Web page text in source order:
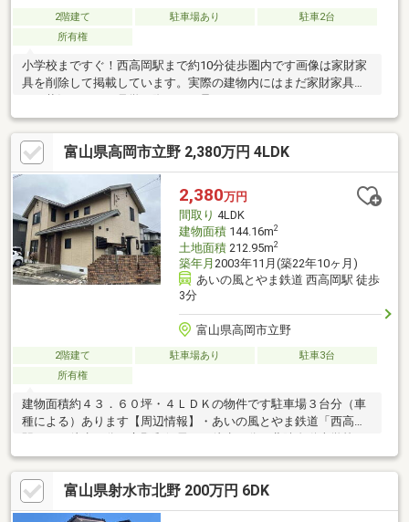
2階建て 駐車場あり
駐車2台
所有権
小学校まですぐ！西高岡駅まで約10分徒歩圏内です画像は家財家
具を削除して掲載しています。実際の建物内にはまだ家財家具が
ある状況です。ご見学の際はご了承ください
富山県高岡市立野 2,380万円 4LDK
2,380万円
間取り 4LDK
建物面積144.16m2
土地面積212.95m2
築年月 2003年11月(築22年10ヶ月)
あいの風とやま鉄道 西高岡駅 徒歩
3分
富山県高岡市立野
2階建て 駐車場あり
駐車3台
所有権
建物面積約４３．６０坪・４ＬＤＫの物件です駐車場３台分（車
種による）あります【周辺情報】・あいの風とやま鉄道「西高岡
で徒歩９分・クスリのアオキ立野店まで徒歩１２分・ひらせいホ
ームセンター高岡内島店まで徒歩１３分
富山県射水市北野 200万円 6DK